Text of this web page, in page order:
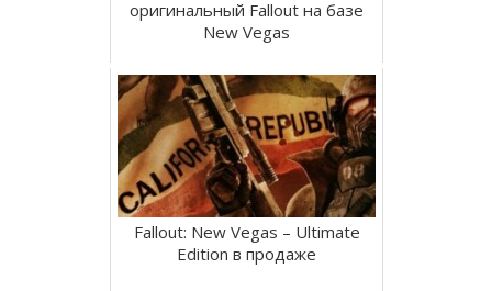
оригинальный Fallout на базе
New Vegas
Fallout: New Vegas – Ultimate
Edition в продаже